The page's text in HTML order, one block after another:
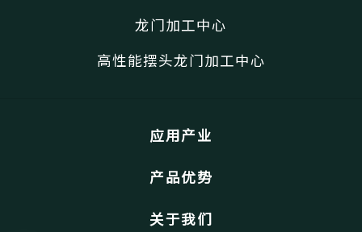
龙门加工中心
高性能摆头龙门加工中心
应用产业
产品优势
关于我们